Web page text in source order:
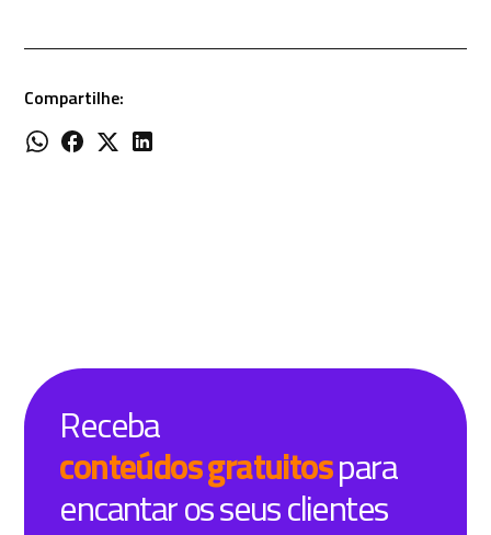
Compartilhe:
Receba
conteúdos gratuitospara
encantar os seus clientes